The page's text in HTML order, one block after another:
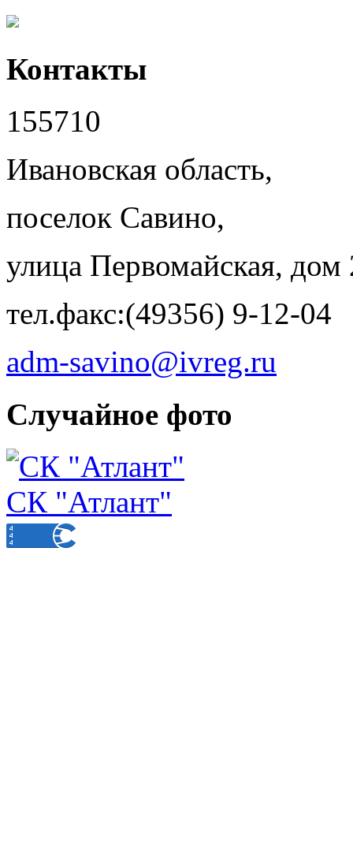
Контакты
155710
Ивановская область,
поселок Савино,
улица Первомайская, дом
тел.факс:(49356) 9-12-04
adm-savino@ivreg.ru
Случайное фото
СК "Атлант"